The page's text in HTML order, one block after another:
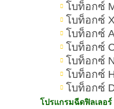
โบท็อกซ์
โบท็อกซ์
โบท็อกซ์
โบท็อกซ์
โบท็อกซ์
โบท็อกซ์
โบท็อกซ์
โปรแกรมฉีดฟิลเลอร์
สรุป Ulthera
เปรียบเทียบ Ulthera
กันอย่างไร